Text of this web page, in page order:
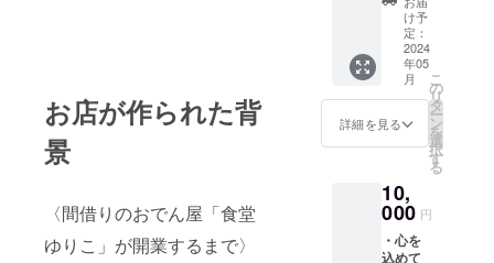
お店が作られた背
景
〈間借りのおでん屋「食堂
ゆりこ」が開業するまで〉
ゆりこ
人気の
おでん
と唐揚
げ食べ
放題+生
ビール
地酒付
き飲み
サービ
ス券1枚
をメー
ルにて
け予
定：
2024
年05
月
詳細を見る
こ
の
リ
タ
ー
ン
を
選
択
す
る
10,
000 円
・心を
込めて